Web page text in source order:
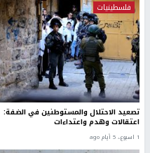
فلسطينيات
تصعيد الاحتلال والمستوطنين في الضفة:
اعتقالات وهدم واعتداءات
1 اسبوع.، 5 أيام ago